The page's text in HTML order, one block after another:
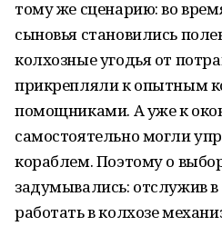
тому же сценарию: во
сыновья становились
колхозные угодья от
прикрепляли к опытным
помощниками. А уже к
самостоятельно могли
кораблем. Поэтому о
задумывались: отслужив
работать в колхозе